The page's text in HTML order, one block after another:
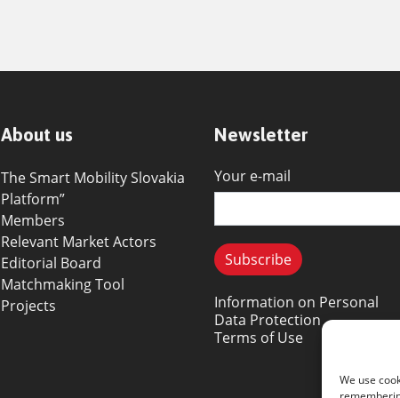
We use
About us
The Smart Mobility Slovakia
Platform”
Members
Relevant Market Actors
Editorial Board
Matchmaking Tool
Projects
Newsletter
Your e-mail
Information on Personal
Data Protection
Terms of Use